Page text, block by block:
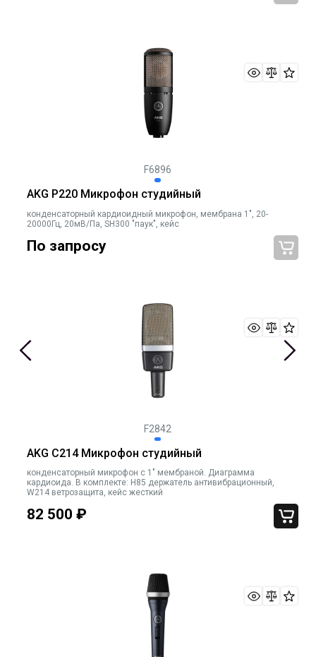
F6896
AKG P220 Микрофон студийный
конденсаторный кардиоидный микрофон, мембрана 1", 20-
20000Гц, 20мВ/Па, SH300 "паук", кейс
По запросу
F2842
AKG C214 Микрофон студийный
конденсаторный микрофон с 1" мембраной. Диаграмма
кардиоида. В комплекте: H85 держатель антивибрационный,
W214 ветрозащита, кейс жесткий
82 500 ₽